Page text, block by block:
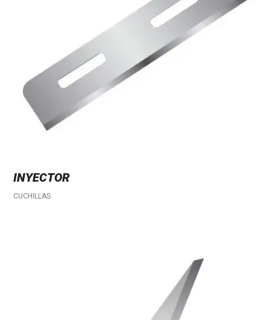
INYECTOR
CUCHILLAS